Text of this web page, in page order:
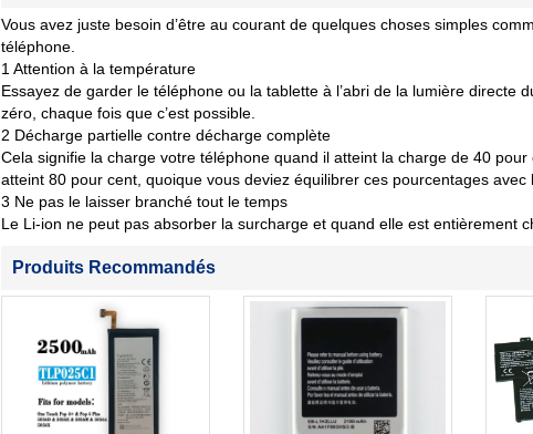
Vous avez juste besoin d’être au courant de quelques choses simples
téléphone.
1 Attention à la température
Essayez de garder le téléphone ou la tablette à l’abri de la lumière directe
zéro, chaque fois que c’est possible.
2 Décharge partielle contre décharge complète
Cela signifie la charge votre téléphone quand il atteint la charge de 40
atteint 80 pour cent, quoique vous deviez équilibrer ces pourcentages avec
3 Ne pas le laisser branché tout le temps
Le Li-ion ne peut pas absorber la surcharge et quand elle est entièrement
Produits Recommandés